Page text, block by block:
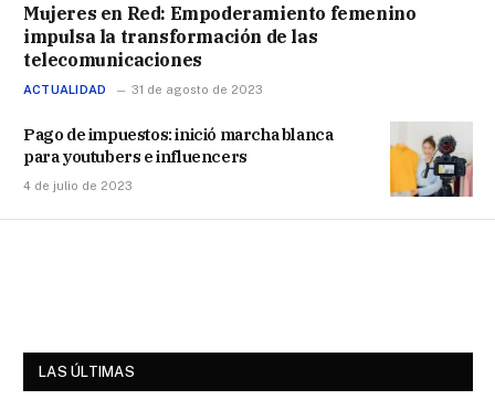
Mujeres en Red: Empoderamiento femenino
impulsa la transformación de las
telecomunicaciones
ACTUALIDAD 31 de agosto de 2023
Pago de impuestos: inició marcha blanca
para youtubers e influencers
4 de julio de 2023
LAS ÚLTIMAS